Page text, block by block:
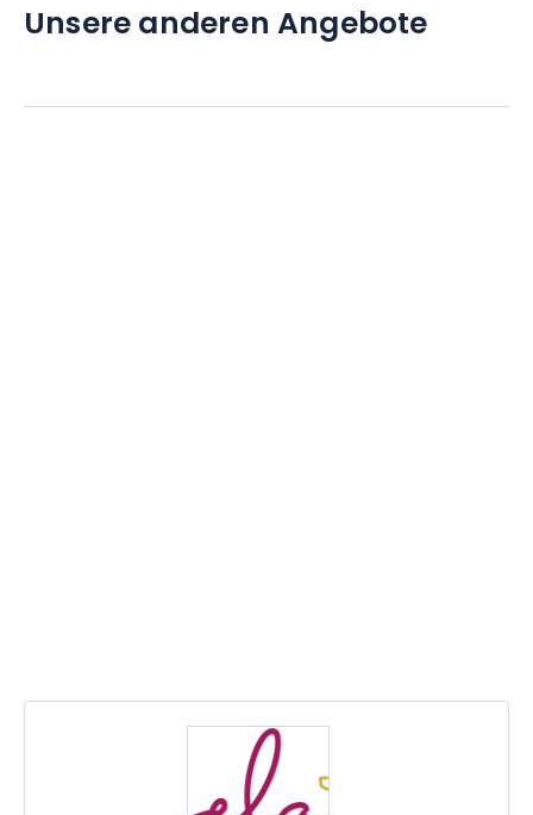
Unsere anderen Angebote